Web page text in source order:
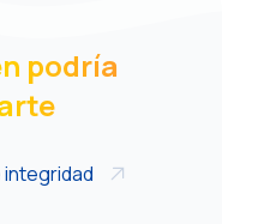
podría